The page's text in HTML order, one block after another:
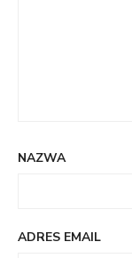
NAZWA
ADRES EMAIL